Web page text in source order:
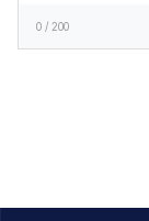
0 / 200